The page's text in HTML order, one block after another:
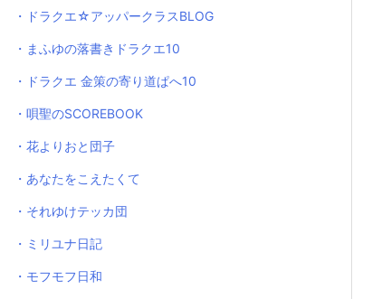
・ドラクエ☆アッパークラスBLOG
・まふゆの落書きドラクエ10
・ドラクエ 金策の寄り道ぱへ10
・唄聖のSCOREBOOK
・花よりおと団子
・あなたをこえたくて
・それゆけテッカ団
・ミリユナ日記
・モフモフ日和